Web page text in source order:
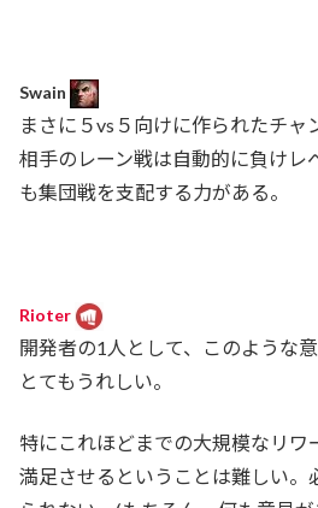
Swain
まさに５vs５向けに作られたチャ
相手のレーン戦は自動的に負けレ
も集団戦を支配する力がある。
Rioter
開発者の1人として、このような
とてもうれしい。
特にこれほどまでの大規模なリワ
満足させるということは難しい。